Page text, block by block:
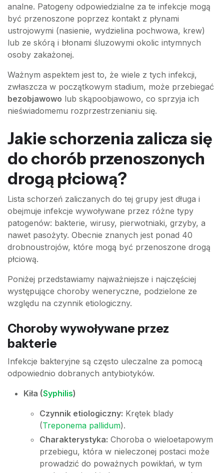
analne. Patogeny odpowiedzialne za te infekcje mogą
być przenoszone poprzez kontakt z płynami
ustrojowymi (nasienie, wydzielina pochwowa, krew)
lub ze skórą i błonami śluzowymi okolic intymnych
osoby zakażonej.
Ważnym aspektem jest to, że wiele z tych infekcji,
zwłaszcza w początkowym stadium, może przebiegać
bezobjawowo lub skąpoobjawowo, co sprzyja ich
nieświadomemu rozprzestrzenianiu się.
Jakie schorzenia zalicza się
do chorób przenoszonych
drogą płciową?
Lista schorzeń zaliczanych do tej grupy jest długa i
obejmuje infekcje wywoływane przez różne typy
patogenów: bakterie, wirusy, pierwotniaki, grzyby, a
nawet pasożyty. Obecnie znanych jest ponad 40
drobnoustrojów, które mogą być przenoszone drogą
płciową.
Poniżej przedstawiamy najważniejsze i najczęściej
występujące choroby weneryczne, podzielone ze
względu na czynnik etiologiczny.
Choroby wywoływane przez
bakterie
Infekcje bakteryjne są często uleczalne za pomocą
odpowiednio dobranych antybiotyków.
Kiła (Syphilis)
Czynnik etiologiczny: Krętek blady
(Treponema pallidum).
Charakterystyka: Choroba o wieloetapowym
przebiegu, która w nieleczonej postaci może
prowadzić do poważnych powikłań, w tym